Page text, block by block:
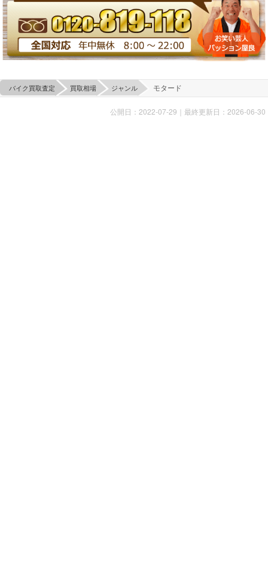
バイク買取査定 買取相場 ジャンル モタード
公開日：2022-07-29 ｜ 最終更新日：2026-06-30